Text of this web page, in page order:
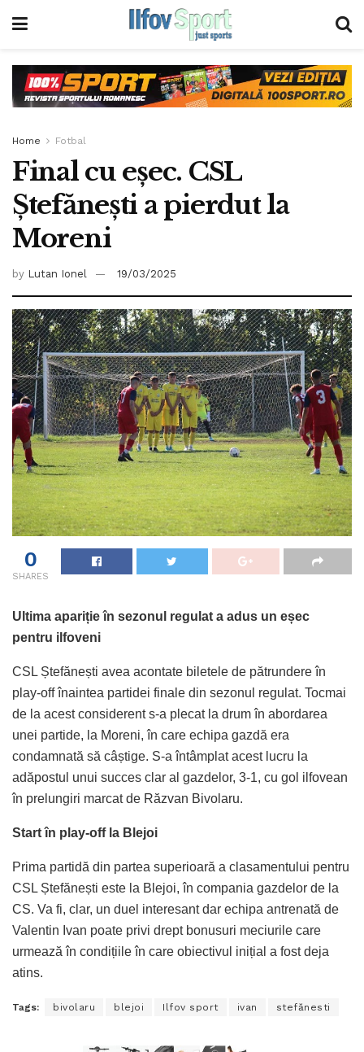
Home Fotbal
Final cu eșec. CSL
Ștefănești a pierdut la
Moreni
by Lutan Ionel 19/03/2025
0
SHARES
Ultima apariție în sezonul regulat a adus un eșec
pentru ilfoveni
CSL Ștefănești avea acontate biletele de pătrundere în
play-off înaintea partidei finale din sezonul regulat. Tocmai
de la acest considerent s-a plecat la drum în abordarea
unei partide, la Moreni, în care echipa gazdă era
condamnată să câștige. S-a întâmplat acest lucru la
adăpostul unui succes clar al gazdelor, 3-1, cu gol ilfovean
în prelungiri marcat de Răzvan Bivolaru.
Start în play-off la Blejoi
Prima partidă din partea superioară a clasamentului pentru
CSL Ștefănești este la Blejoi, în compania gazdelor de la
CS. Va fi, clar, un duel interesant dar echipa antrenată de
Valentin Ivan poate privi drept bonusuri meciurile care
urmează în condițiile în care obiectivul inițial a fost deja
atins.
Tags: bivolaru blejoi Ilfov sport ivan stefănesti